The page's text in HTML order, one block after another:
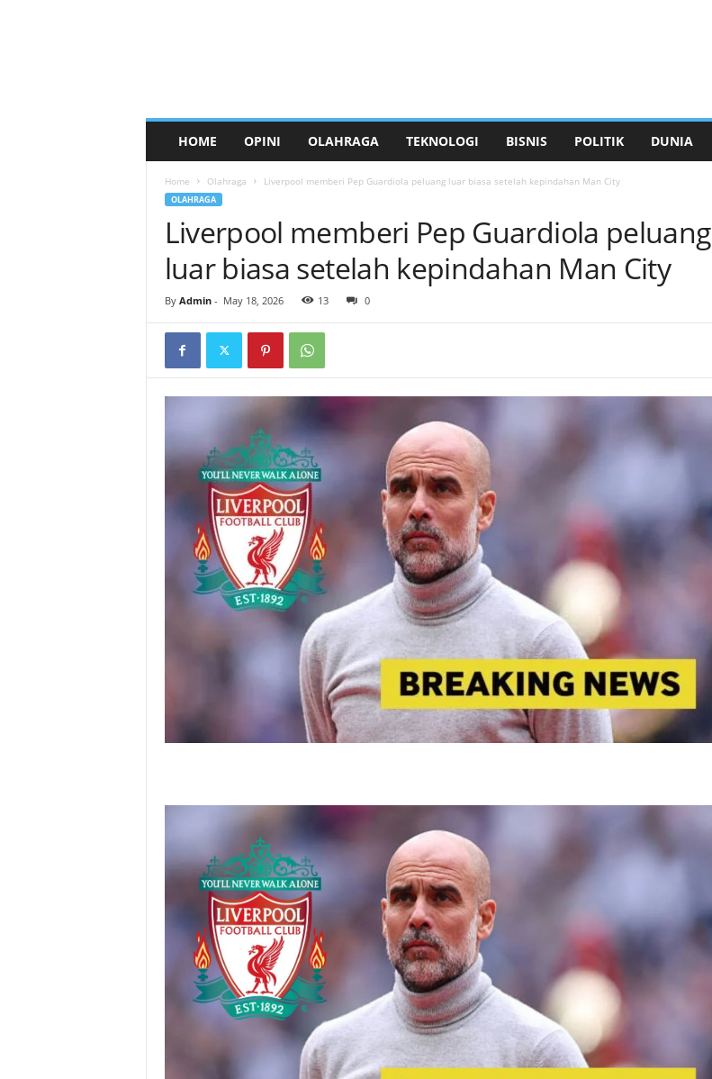
HOME OPINI OLAHRAGA TEKNOLOGI BISNIS POLITIK DUNIA
Home Olahraga Liverpool memberi Pep Guardiola peluang luar biasa setelah kepindahan Man City
OLAHRAGA
Liverpool memberi Pep Guardiola peluang
luar biasa setelah kepindahan Man City
By Admin- May 18, 2026 13 0